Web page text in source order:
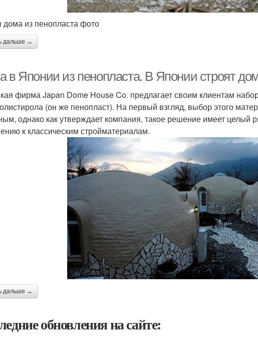
из пенопласта фото
дальше →
в Японии из пенопласта. В Японии строят
фирма Japan Dome House Co. предлагает своим клиентам
(он же пенопласт). На первый взгляд, выбор этого
однако как утверждает компания, такое решение имеет
к классическим стройматериалам.
дальше →
обновления на сайте: